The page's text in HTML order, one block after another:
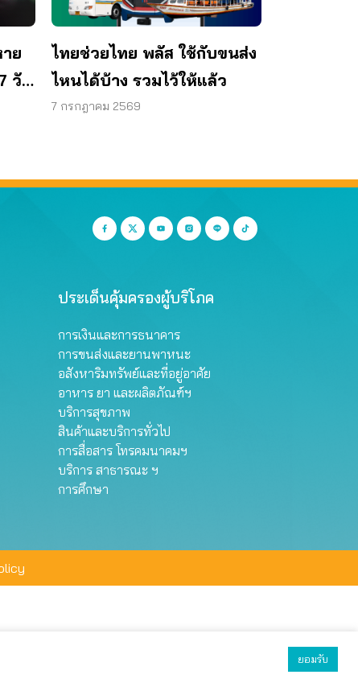
ย
วัน
ไทยช่วยไทย พลัส ใช้กับขนส่ง
ไหนได้บ้าง รวมไว้ให้แล้ว
7 กรกฎาคม 2569
ประเด็นคุ้มครองผู้บริโภค
การเงินและการธนาคาร
การขนส่งและยานพาหนะ
อสังหาริมทรัพย์และที่อยู่อาศัย
อาหาร ยา และผลิตภัณฑ์ฯ
บริการสุขภาพ
สินค้าและบริการทั่วไป
การสื่อสาร โทรคมนาคมฯ
บริการ สาธารณะ ฯ
การศึกษา
ยอมรับ